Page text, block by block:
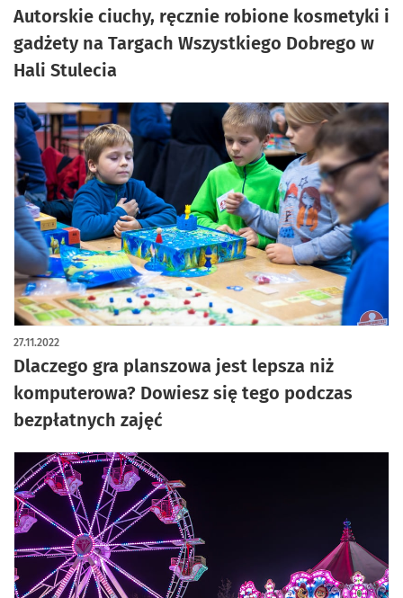
Autorskie ciuchy, ręcznie robione kosmetyki i
gadżety na Targach Wszystkiego Dobrego w
Hali Stulecia
Dlaczego gra planszowa jest lepsza niż
komputerowa? Dowiesz się tego podczas
bezpłatnych zajęć
27.11.2022